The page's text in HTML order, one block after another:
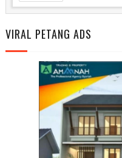
VIRAL PETANG ADS